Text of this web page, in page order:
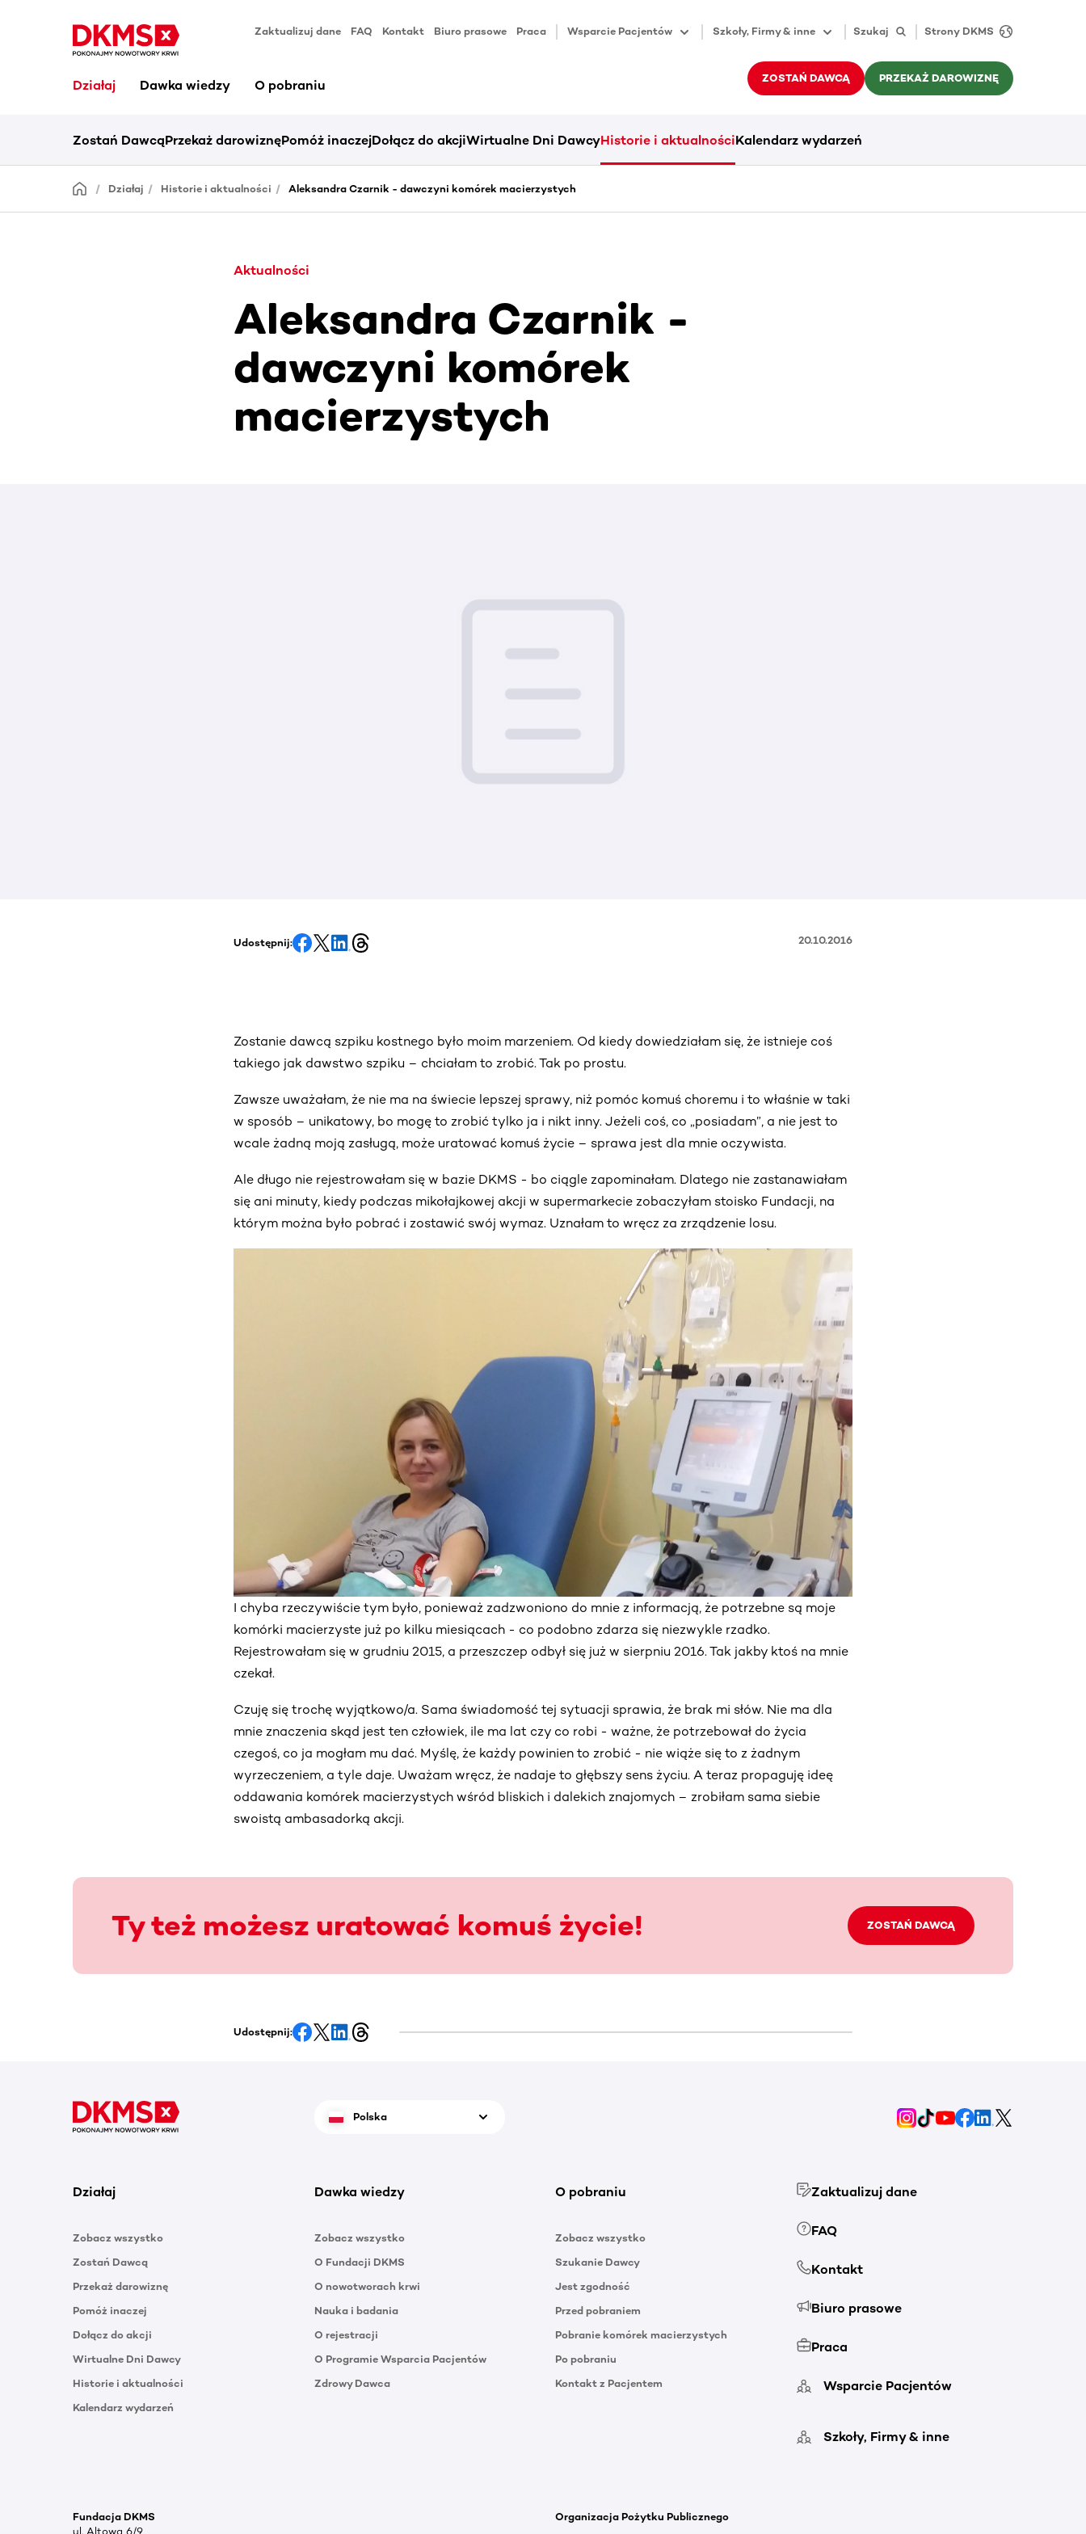
Zaktualizuj dane FAQ Kontakt Biuro prasowe Praca Wsparcie Pacjentów Szkoły, Firmy & inne Szukaj Strony DKMS
Działaj Dawka wiedzy O pobraniu ZOSTAŃ DAWCĄ PRZEKAŻ DAROWIZNĘ
Zostań DawcąPrzekaż darowiznęPomóż inaczejDołącz do akcjiWirtualne Dni DawcyHistorie i aktualnościKalendarz wydarzeń
Działaj Historie i aktualności Aleksandra Czarnik - dawczyni komórek macierzystych
Aktualności
Aleksandra Czarnik -
dawczyni komórek
macierzystych
Udostępnij: 20.10.2016
Zostanie dawcą szpiku kostnego było moim marzeniem. Od kiedy dowiedziałam się, że istnieje coś
takiego jak dawstwo szpiku – chciałam to zrobić. Tak po prostu.
Zawsze uważałam, że nie ma na świecie lepszej sprawy, niż pomóc komuś choremu i to właśnie w taki
w sposób – unikatowy, bo mogę to zrobić tylko ja i nikt inny. Jeżeli coś, co „posiadam”, a nie jest to
wcale żadną moją zasługą, może uratować komuś życie – sprawa jest dla mnie oczywista.
Ale długo nie rejestrowałam się w bazie DKMS - bo ciągle zapominałam. Dlatego nie zastanawiałam
się ani minuty, kiedy podczas mikołajkowej akcji w supermarkecie zobaczyłam stoisko Fundacji, na
którym można było pobrać i zostawić swój wymaz. Uznałam to wręcz za zrządzenie losu.
I chyba rzeczywiście tym było, ponieważ zadzwoniono do mnie z informacją, że potrzebne są moje
komórki macierzyste już po kilku miesiącach - co podobno zdarza się niezwykle rzadko.
Rejestrowałam się w grudniu 2015, a przeszczep odbył się już w sierpniu 2016. Tak jakby ktoś na mnie
czekał.
Czuję się trochę wyjątkowo/a. Sama świadomość tej sytuacji sprawia, że brak mi słów. Nie ma dla
mnie znaczenia skąd jest ten człowiek, ile ma lat czy co robi - ważne, że potrzebował do życia
czegoś, co ja mogłam mu dać. Myślę, że każdy powinien to zrobić - nie wiąże się to z żadnym
wyrzeczeniem, a tyle daje. Uważam wręcz, że nadaje to głębszy sens życiu. A teraz propaguję ideę
oddawania komórek macierzystych wśród bliskich i dalekich znajomych – zrobiłam sama siebie
swoistą ambasadorką akcji.
Ty też możesz uratować komuś życie! ZOSTAŃ DAWCĄ
Udostępnij:
Polska
Działaj
Zobacz wszystko
Zostań Dawcą
Przekaż darowiznę
Pomóż inaczej
Dołącz do akcji
Wirtualne Dni Dawcy
Historie i aktualności
Kalendarz wydarzeń
Dawka wiedzy
Zobacz wszystko
O Fundacji DKMS
O nowotworach krwi
Nauka i badania
O rejestracji
O Programie Wsparcia Pacjentów
Zdrowy Dawca
O pobraniu
Zobacz wszystko
Szukanie Dawcy
Jest zgodność
Przed pobraniem
Pobranie komórek macierzystych
Po pobraniu
Kontakt z Pacjentem
Zaktualizuj dane
FAQ
Kontakt
Biuro prasowe
Praca
Wsparcie Pacjentów
Szkoły, Firmy & inne
Fundacja DKMS
ul. Altowa 6/9
Organizacja Pożytku Publicznego